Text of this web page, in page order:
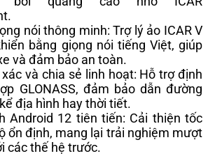
nói thông minh: Trợ lý ảo ICAR V
bằng giọng nói tiếng Việt, giúp
và đảm bảo an toàn.
và chia sẻ linh hoạt: Hỗ trợ định
GLONASS, đảm bảo dẫn đường
địa hình hay thời tiết.
Android 12 tiên tiến: Cải thiện tốc
ổn định, mang lại trải nghiệm mượt
các thế hệ trước.